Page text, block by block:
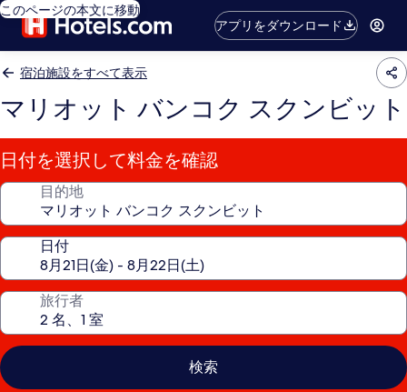
このページの本文に移動
アプリをダウンロード
宿泊施設をすべて表示
マリオット バンコク スクンビット
日付を選択して料金を確認
目的地
日付
旅行者
検索